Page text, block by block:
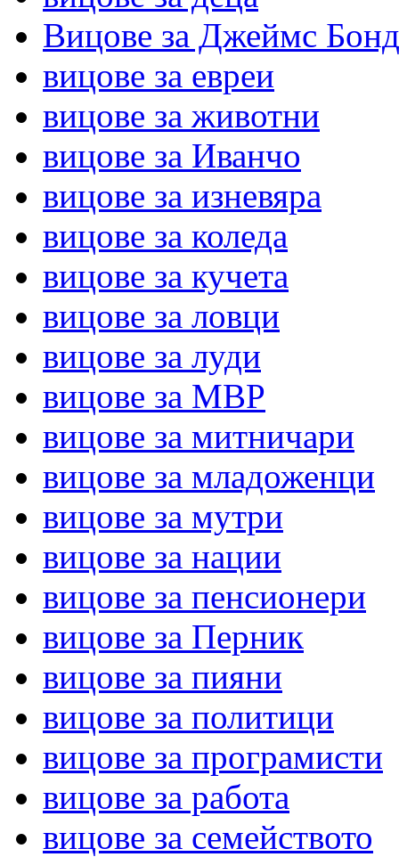
Вицове за Джеймс Бонд
вицове за евреи
вицове за животни
вицове за Иванчо
вицове за изневяра
вицове за коледа
вицове за кучета
вицове за ловци
вицове за луди
вицове за МВР
вицове за митничари
вицове за младоженци
вицове за мутри
вицове за нации
вицове за пенсионери
вицове за Перник
вицове за пияни
вицове за политици
вицове за програмисти
вицове за работа
вицове за семейството